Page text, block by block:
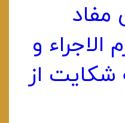
مفاد
الاجراء و
شکایت از